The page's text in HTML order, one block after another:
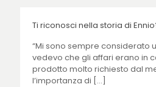
Ti riconosci nella storia di
“Mi sono sempre considerato
vedevo che gli affari erano in
prodotto molto richiesto dal
l’importanza di […]